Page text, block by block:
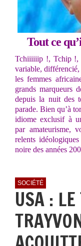
Tout ce
Tchiiiiiip !, Tchip !,
variable,
les femmes
grands marqueurs
depuis la nuit des
parade. Bien qu’à
idiome exclusif à
par amateurisme,
relents
noire des années
SOCIÉTÉ
USA : LE